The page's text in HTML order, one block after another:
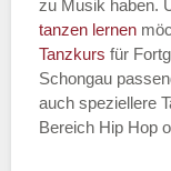
zu Musik haben.
tanzen lernen
Tanzkurs für
Schongau
auch speziellere
Bereich Hip Hop